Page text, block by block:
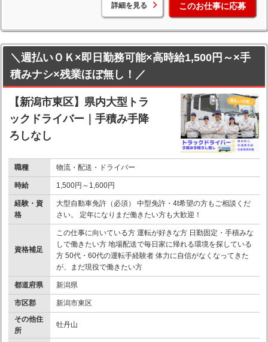
詳細を見る このお仕事に応募
＼週払いＯＫ×即日勤務可能×高時給1,500円～×手
積みナシ×残業ほぼ無し！／
【新潟市東区】県内大型トラ
ックドライバー｜手積み手降
ろしなし
職種 物流・配送・ドライバー
時給 1,500円～1,600円
経験・資
格
大型自動車免許（必須） 中型免許・4t希望の方もご相談くだ
さい。 定年になりまだ働きたい方も大歓迎！
資格補足
この仕事に向いている方 運転が好きな方 日勤固定・手積みな
しで働きたい方 地場配送で毎日家に帰れる環境を探している
方 50代・60代の運転手経験者 体力に自信がなくなってきた
が、まだ現役で働きたい方
都道府県 新潟県
市区郡
新潟市東区
その他住
所
牡丹山